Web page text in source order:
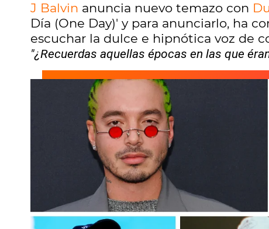
J Balvin anuncia nuevo temazo con
Día (One Day)' y para anunciarlo, ha
escuchar la dulce e hipnótica voz de
"¿Recuerdas aquellas épocas en las que